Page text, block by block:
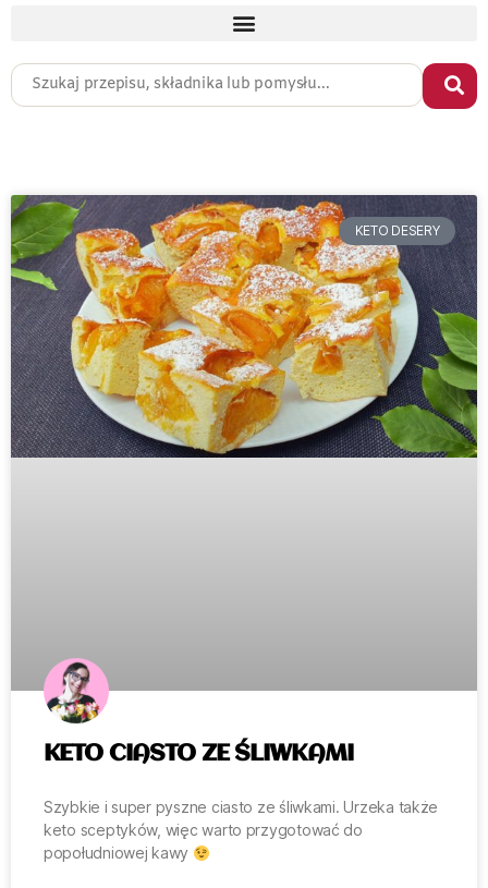
KETO DESERY
KETO CIASTO ZE ŚLIWKAMI
Szybkie i super pyszne ciasto ze śliwkami. Urzeka także
keto sceptyków, więc warto przygotować do
popołudniowej kawy